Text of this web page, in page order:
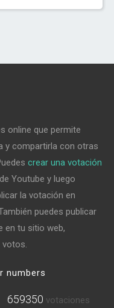
online que permite
y compartirla con otras
crear una votación
Youtube y luego
la votación en
puedes publicar
en tu sitio web,
votos.
numbers
659350 votaciones